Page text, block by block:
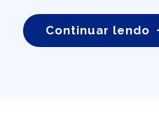
Continuar lendo